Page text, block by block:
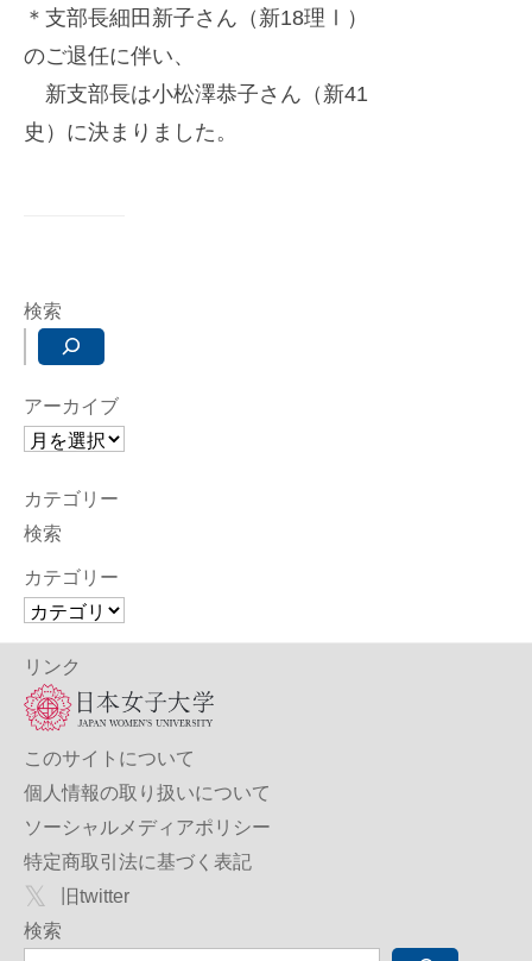
＊支部長細田新子さん（新18理Ⅰ）
のご退任に伴い、
新支部長は小松澤恭子さん（新41
史）に決まりました。
検索
アーカイブ
カテゴリー
検索
カテゴリー
リンク
このサイトについて
個人情報の取り扱いについて
ソーシャルメディアポリシー
特定商取引法に基づく表記
旧twitter
検索